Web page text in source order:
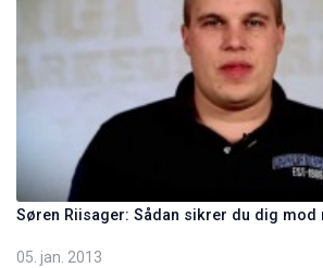
Søren Riisager: Sådan sikrer du dig mod
05. jan. 2013